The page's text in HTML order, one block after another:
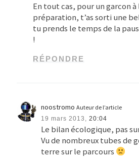
En tout cas, pour un garcon à
préparation, t’as sorti une
tu prends le temps de la
!
RÉPONDRE
noostromo Auteur de l’article
19 mars 2013, 20:04
Le bilan écologique, pas
Vu de nombreux tubes de
terre sur le parcours